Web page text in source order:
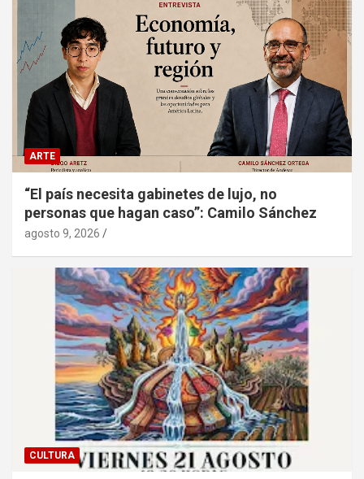
ARTE
“El país necesita gabinetes de lujo, no
personas que hagan caso”: Camilo Sánchez
agosto 9, 2026
CULTURA